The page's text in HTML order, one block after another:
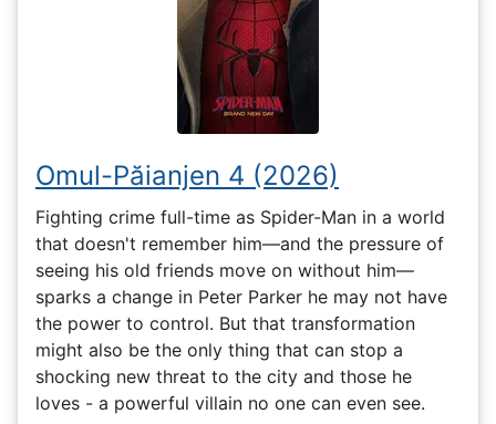
Omul-Păianjen 4 (2026)
Fighting crime full-time as Spider-Man in a world
that doesn't remember him—and the pressure of
seeing his old friends move on without him—
sparks a change in Peter Parker he may not have
the power to control. But that transformation
might also be the only thing that can stop a
shocking new threat to the city and those he
loves - a powerful villain no one can even see.